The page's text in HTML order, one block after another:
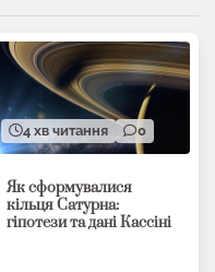
4 хв читання 0
Як сформувалися
кільця Сатурна:
гіпотези та дані Кассіні